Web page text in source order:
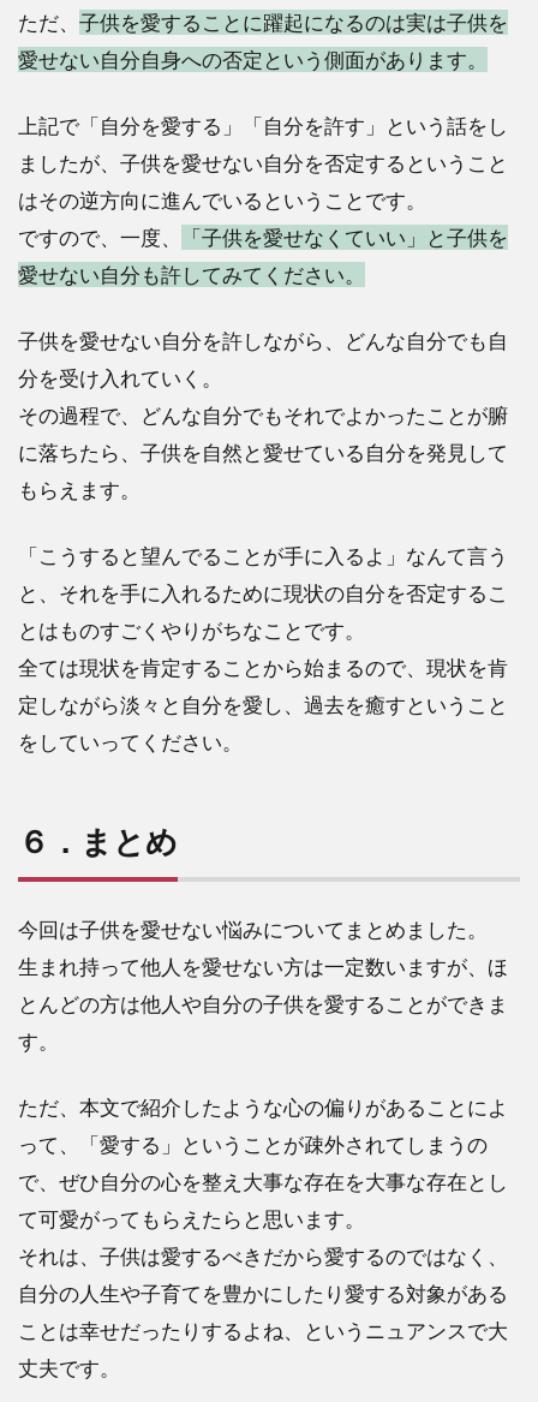
ただ、 子供を愛することに躍起になるのは実は子供を
愛せない自分自身への否定という側面があります。
上記で「自分を愛する」「自分を許す」という話をし
ましたが、子供を愛せない自分を否定するということ
はその逆方向に進んでいるということです。
ですので、一度、
「子供を愛せなくていい」と子供を
愛せない自分も許してみてください。
子供を愛せない自分を許しながら、どんな自分でも自
分を受け入れていく。
その過程で、どんな自分でもそれでよかったことが腑
に落ちたら、子供を自然と愛せている自分を発見して
もらえます。
「こうすると望んでることが手に入るよ」なんて言う
と、それを手に入れるために現状の自分を否定するこ
とはものすごくやりがちなことです。
全ては現状を肯定することから始まるので、現状を肯
定しながら淡々と自分を愛し、過去を癒すということ
をしていってください。
６．まとめ
今回は子供を愛せない悩みについてまとめました。
生まれ持って他人を愛せない方は一定数いますが、ほ
とんどの方は他人や自分の子供を愛することができま
す。
ただ、本文で紹介したような心の偏りがあることによ
って、「愛する」ということが疎外されてしまうの
で、ぜひ自分の心を整え大事な存在を大事な存在とし
て可愛がってもらえたらと思います。
それは、子供は愛するべきだから愛するのではなく、
自分の人生や子育てを豊かにしたり愛する対象がある
ことは幸せだったりするよね、というニュアンスで大
丈夫です。